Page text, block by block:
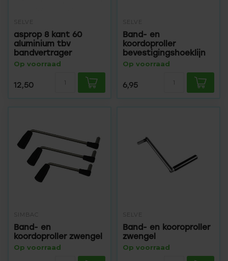
SELVE
asprop 8 kant 60
aluminium tbv
bandvertrager
Op voorraad
12,50
SELVE
Band- en
koordoproller
bevestigingshoeklijn
Op voorraad
6,95
SIMBAC
Band- en
koordoproller zwengel
Op voorraad
SELVE
Band- en kooroproller
zwengel
Op voorraad